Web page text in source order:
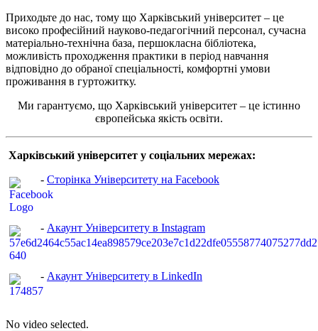
Приходьте до нас, тому що Харківський університет – це
високо професійний науково-педагогічний персонал, сучасна
матеріально-технічна база, першокласна бібліотека,
можливість проходження практики в період навчання
відповідно до обраної спеціальності, комфортні умови
проживання в гуртожитку.
Ми гарантуємо, що Харківський університет – це істинно
європейська якість освіти.
Харківський університет у соціальних мережах:
- Сторінка Університету на Facebook
- Акаунт Університету в Instagram
- Акаунт Університету в LinkedIn
No video selected.